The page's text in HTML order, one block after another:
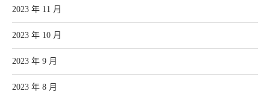
2023 年 11 月
2023 年 10 月
2023 年 9 月
2023 年 8 月